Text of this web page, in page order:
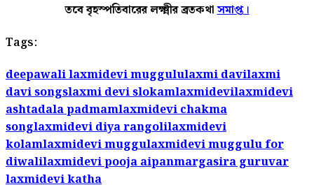
তবে বৃহস্পতিবারের লক্ষ্মীর ব্রতকথাসমাপ্ত।
Tags:
deepawali laxmidevi muggululaxmi davilaxmi
davi songslaxmi devi slokamlaxmidevilaxmidevi
ashtadala padmamlaxmidevi chakma
songlaxmidevi diya rangolilaxmidevi
kolamlaxmidevi muggulaxmidevi muggulu for
diwalilaxmidevi pooja aipanmargasira guruvar
laxmidevi katha